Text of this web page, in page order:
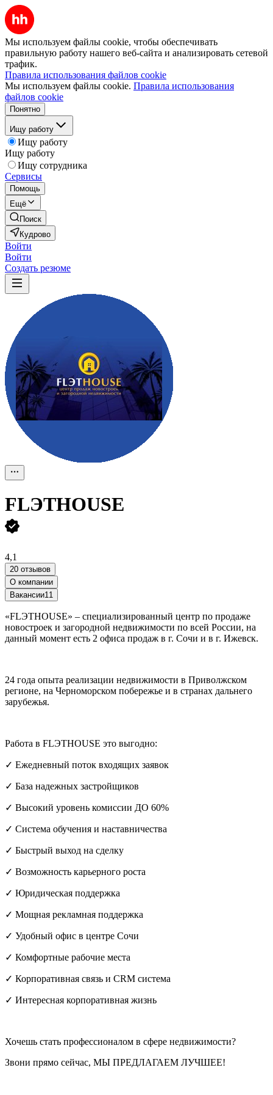
Мы используем файлы cookie, чтобы обеспечивать
правильную работу нашего веб-сайта и анализировать сетевой
трафик.
Правила использования файлов cookie
Мы используем файлы cookie. Правила использования
файлов cookie
Понятно
Ищу работу
Ищу работу
Ищу работу
Ищу сотрудника
Сервисы
Помощь
Ещё
Поиск
Кудрово
Войти
Войти
Создать резюме
FLЭTHOUSE
4,1
20 отзывов
О компании
Вакансии11
«FLЭTHOUSE» – специализированный центр по продаже
новостроек и загородной недвижимости по всей России, на
данный момент есть 2 офиса продаж в г. Сочи и в г. Ижевск.
24 года опыта реализации недвижимости в Приволжском
регионе, на Черноморском побережье и в странах дальнего
зарубежья.
Работа в FLЭTHOUSE это выгодно:
✓ Ежедневный поток входящих заявок
✓ База надежных застройщиков
✓ Высокий уровень комиссии ДО 60%
✓ Система обучения и наставничества
✓ Быстрый выход на сделку
✓ Возможность карьерного роста
✓ Юридическая поддержка
✓ Мощная рекламная поддержка
✓ Удобный офис в центре Сочи
✓ Комфортные рабочие места
✓ Корпоративная связь и CRM система
✓ Интересная корпоративная жизнь
Хочешь стать профессионалом в сфере недвижимости?
Звони прямо сейчас, МЫ ПРЕДЛАГАЕМ ЛУЧШЕЕ!